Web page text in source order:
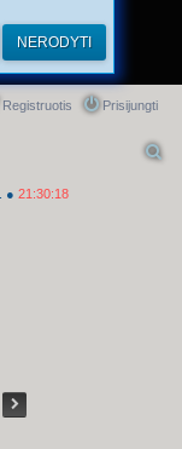
Prisijungti
Registruotis
● 21:30:19
NERODYTI